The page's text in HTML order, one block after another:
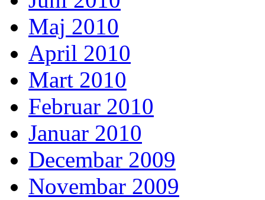
Maj 2010
April 2010
Mart 2010
Februar 2010
Januar 2010
Decembar 2009
Novembar 2009